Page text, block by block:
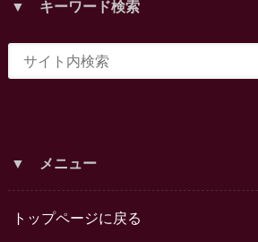
▼ キーワード検索
▼ メニュー
トップページに戻る